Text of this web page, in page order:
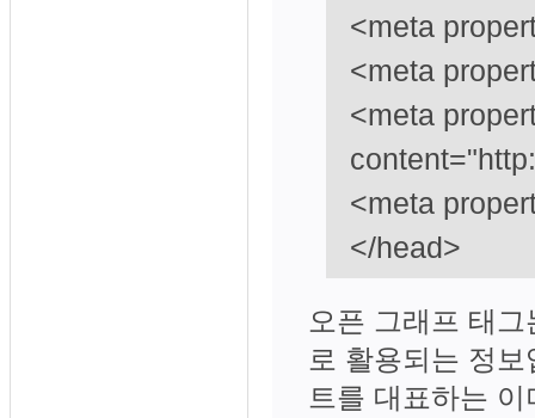
<meta
<meta
<meta
<meta
</head>
오픈 그래프 태
로 활용되는 정
트를 대표하는